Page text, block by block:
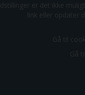
er det ikke
link eller opdater
Gå til
Gå